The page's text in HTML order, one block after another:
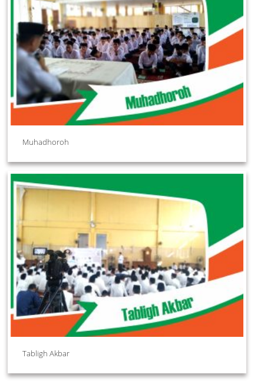
Muhadhoroh
Tabligh Akbar